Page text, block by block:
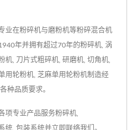
业在粉碎机与磨粉机等粉碎混合机
年并拥有超过70年的粉碎机, 涡
机, 刀片式粗碎机, 研磨机, 切角机,
用轮粉机, 芝麻单用轮粉机制造经
种品质要求。
项专业产品服务粉碎机,
统, 包装系统并立即联络我们 。